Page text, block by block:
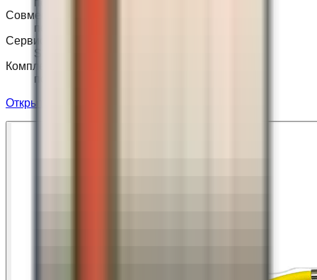
Совместимость
после проверки
Сервис
S3 и T3 отдельно
Комплектность
полная
Открыть товар на сайте